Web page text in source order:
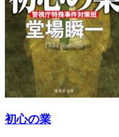
初心の業